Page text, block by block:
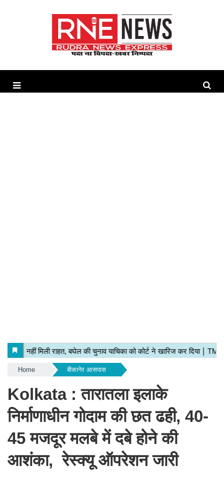
Home बीकानेर आसपास
Kolkata : तारातला इलाके
निर्माणाधीन गोदाम की छत ढही, 40-
45 मजदूर मलबे में दबे होने की
आशंका, रेस्क्यू ऑपरेशन जारी